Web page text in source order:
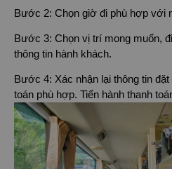
Bước 2: Chọn giờ đi phù hợp với
Bước 3: Chọn vị trí mong muốn,
thông tin hành khách.
Bước 4: Xác nhận lại thông tin
toán phù hợp. Tiến hành thanh